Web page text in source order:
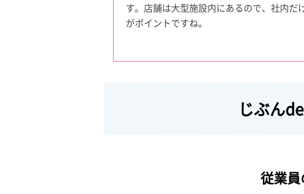
す。店舗は大型施設内にあるので、社内
がポイントですね。
じぶん
従業